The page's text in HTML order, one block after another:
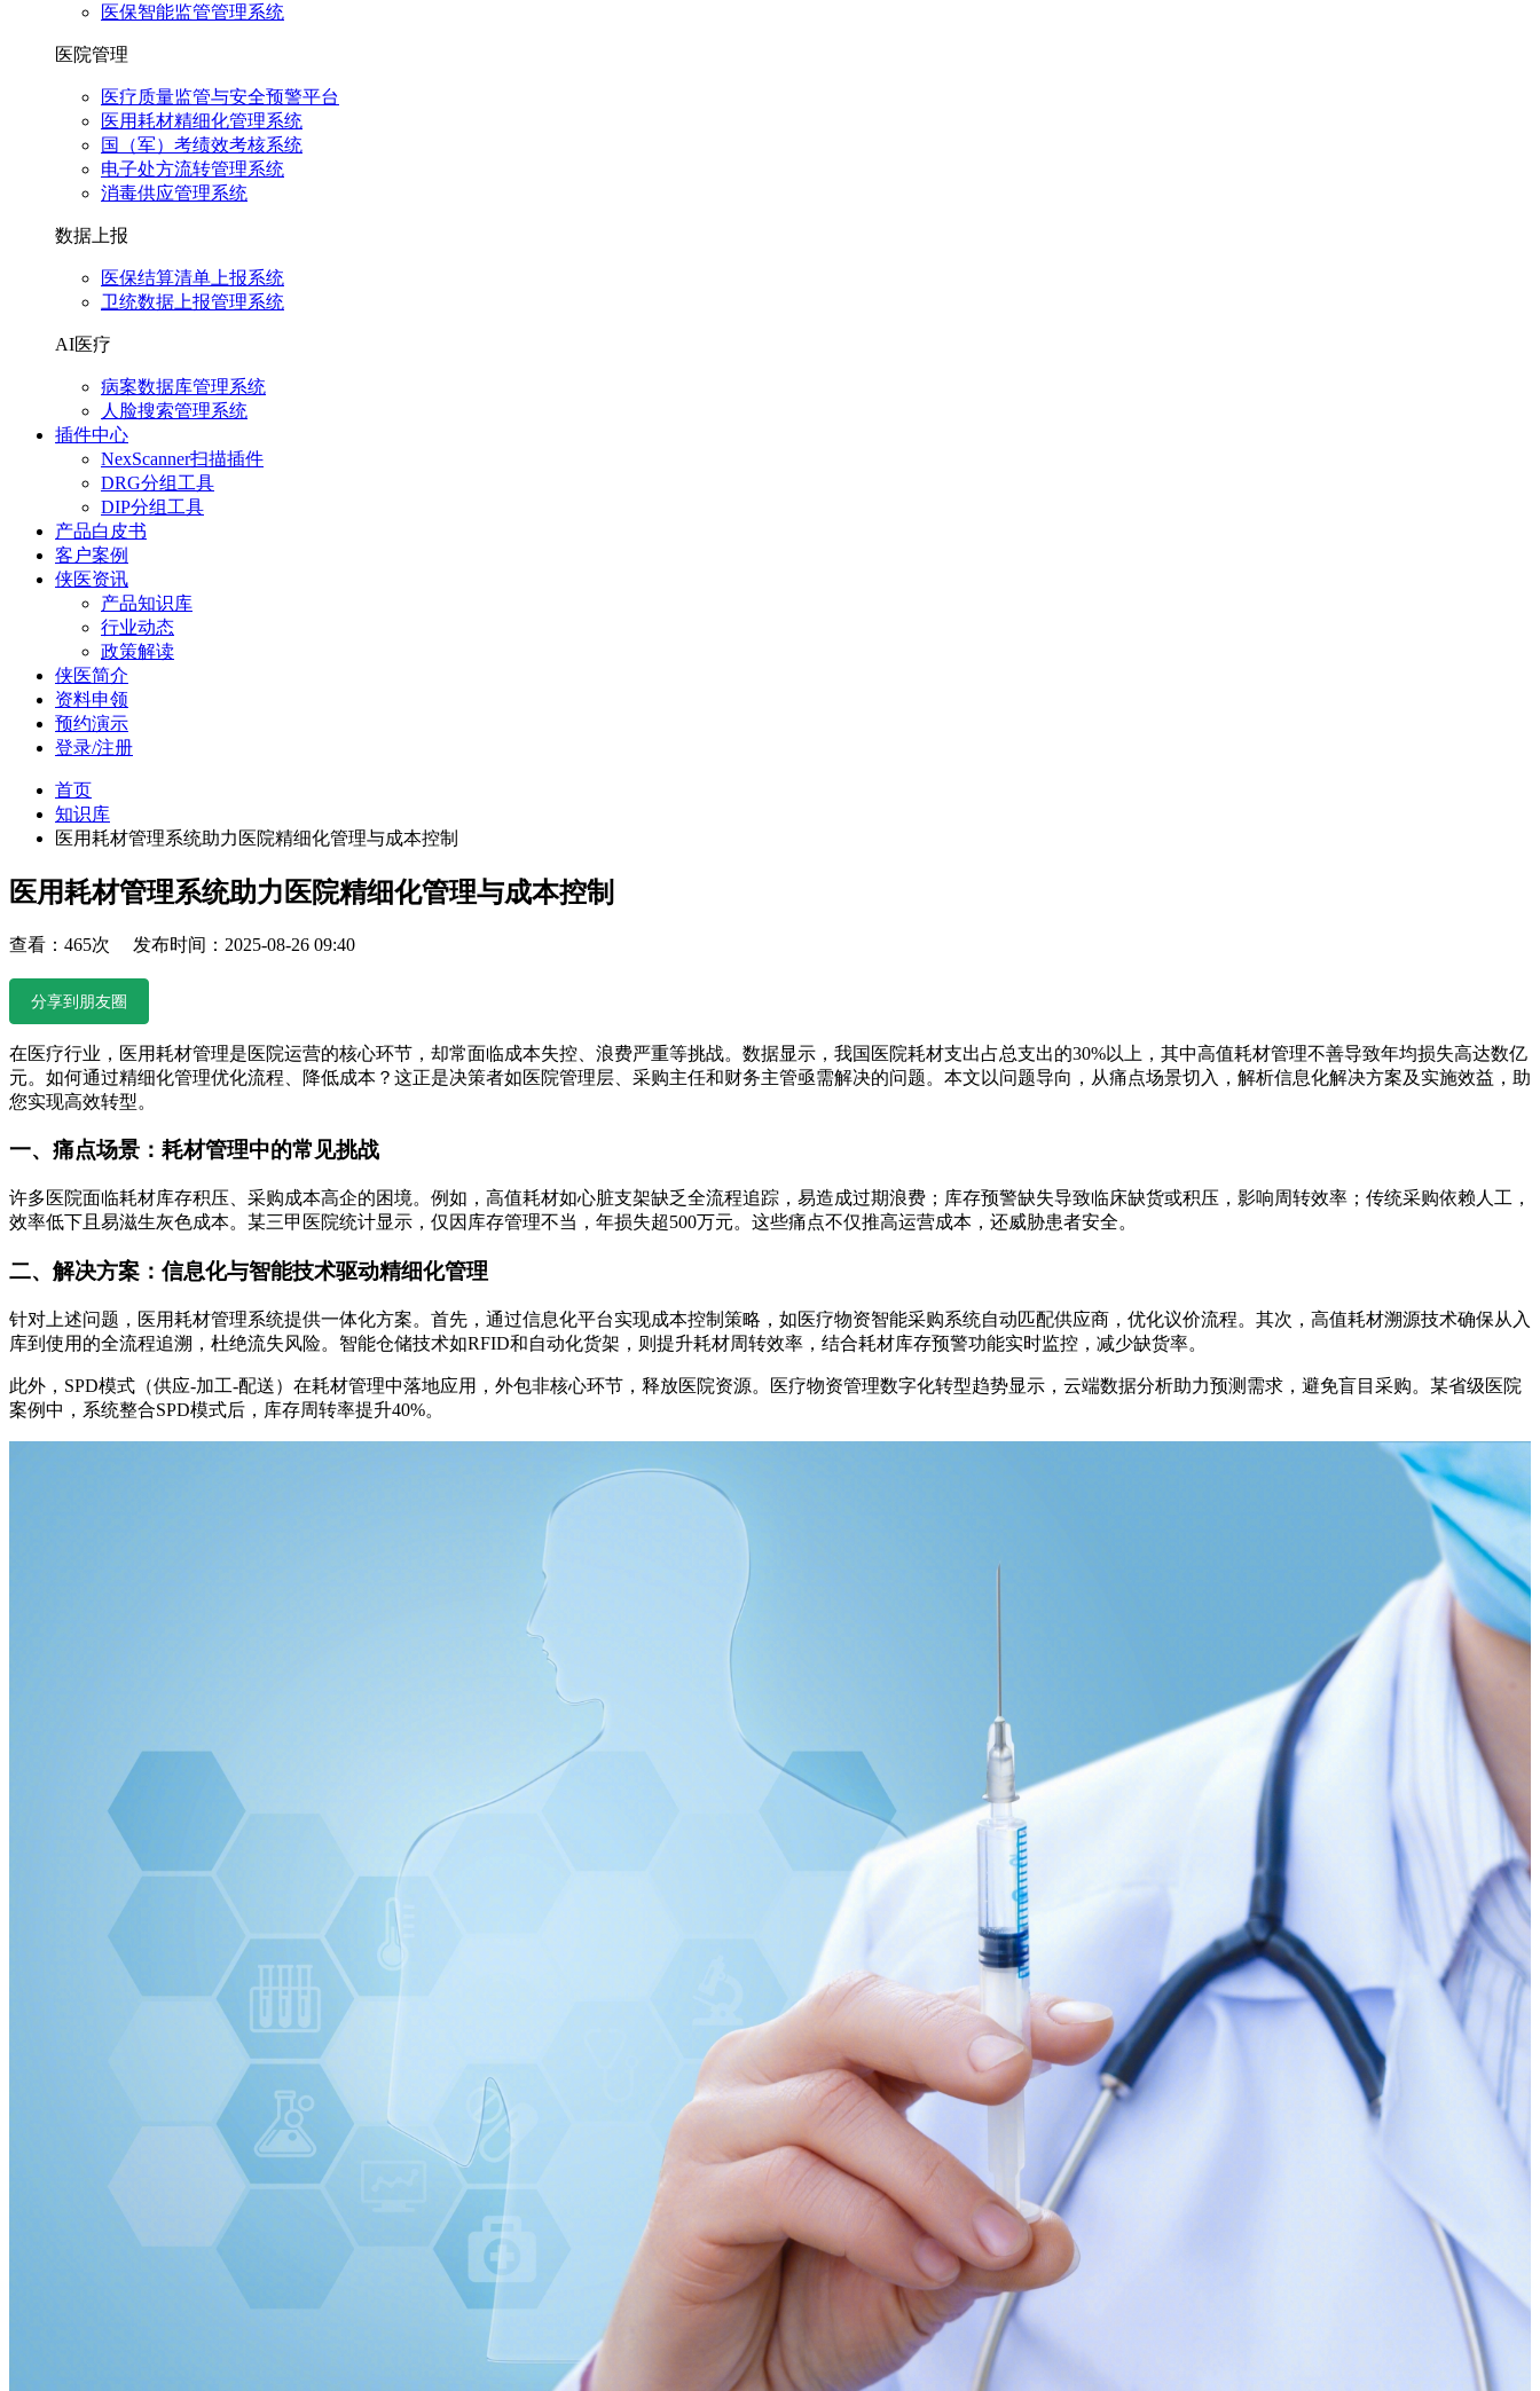
医保智能监管管理系统
医院管理
医疗质量监管与安全预警平台
医用耗材精细化管理系统
国（军）考绩效考核系统
电子处方流转管理系统
消毒供应管理系统
数据上报
医保结算清单上报系统
卫统数据上报管理系统
AI医疗
病案数据库管理系统
人脸搜索管理系统
插件中心
NexScanner扫描插件
DRG分组工具
DIP分组工具
产品白皮书
客户案例
侠医资讯
产品知识库
行业动态
政策解读
侠医简介
资料申领
预约演示
登录/注册
首页
知识库
医用耗材管理系统助力医院精细化管理与成本控制
医用耗材管理系统助力医院精细化管理与成本控制
查看：465次 发布时间：2025-08-26 09:40
分享到朋友圈
在医疗行业，医用耗材管理是医院运营的核心环节，却常面临成本失控、浪费严重等挑战。数据显示，我国医院耗材支出占总支出的30%以上，其中高值耗材管理不善导致年均损失高达数亿
元。如何通过精细化管理优化流程、降低成本？这正是决策者如医院管理层、采购主任和财务主管亟需解决的问题。本文以问题导向，从痛点场景切入，解析信息化解决方案及实施效益，助
您实现高效转型。
一、痛点场景：耗材管理中的常见挑战
许多医院面临耗材库存积压、采购成本高企的困境。例如，高值耗材如心脏支架缺乏全流程追踪，易造成过期浪费；库存预警缺失导致临床缺货或积压，影响周转效率；传统采购依赖人工，
效率低下且易滋生灰色成本。某三甲医院统计显示，仅因库存管理不当，年损失超500万元。这些痛点不仅推高运营成本，还威胁患者安全。
二、解决方案：信息化与智能技术驱动精细化管理
针对上述问题，医用耗材管理系统提供一体化方案。首先，通过信息化平台实现成本控制策略，如医疗物资智能采购系统自动匹配供应商，优化议价流程。其次，高值耗材溯源技术确保从入
库到使用的全流程追溯，杜绝流失风险。智能仓储技术如RFID和自动化货架，则提升耗材周转效率，结合耗材库存预警功能实时监控，减少缺货率。
此外，SPD模式（供应-加工-配送）在耗材管理中落地应用，外包非核心环节，释放医院资源。医疗物资管理数字化转型趋势显示，云端数据分析助力预测需求，避免盲目采购。某省级医院
案例中，系统整合SPD模式后，库存周转率提升40%。